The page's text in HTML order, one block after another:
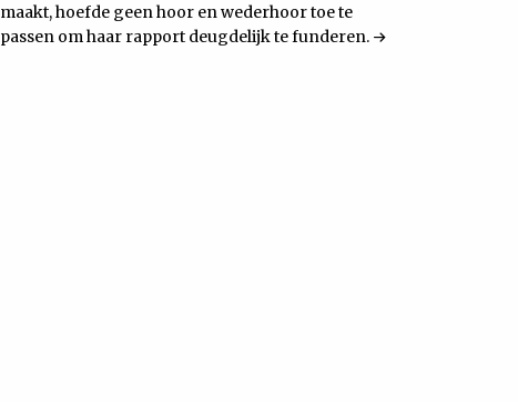
maakt, hoefde geen hoor en wederhoor toe te
passen om haar rapport deugdelijk te funderen.